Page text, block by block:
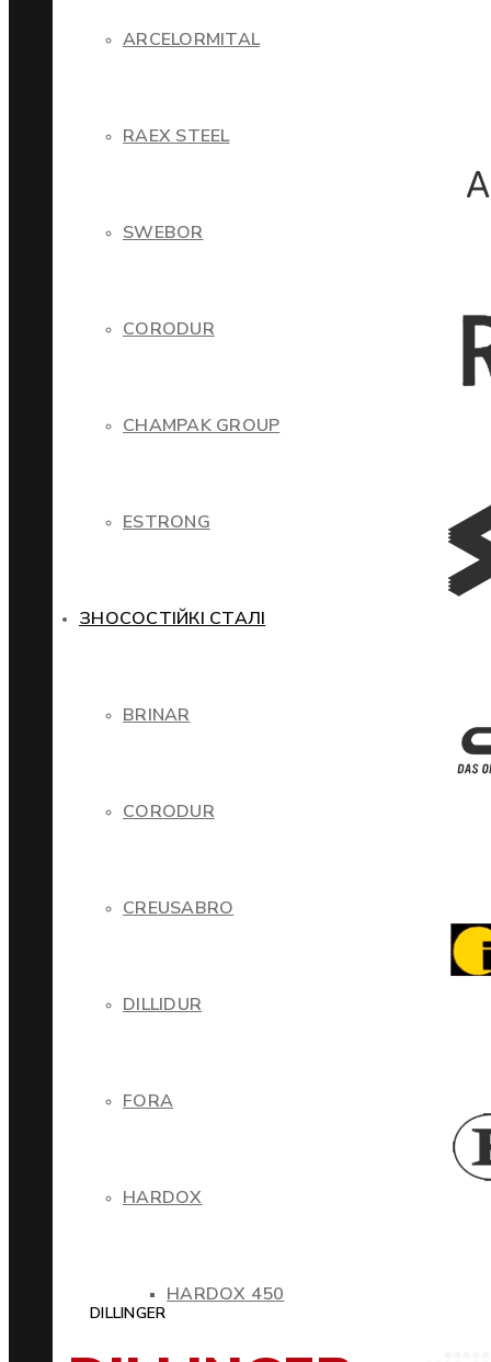
ARCELORMITAL
RAEX STEEL
SWEBOR
CORODUR
CHAMPAK GROUP
ESTRONG
ЗНОСОСТІЙКІ СТАЛІ
BRINAR
CORODUR
CREUSABRO
DILLIDUR
FORA
HARDOX
HARDOX 450
DILLINGER